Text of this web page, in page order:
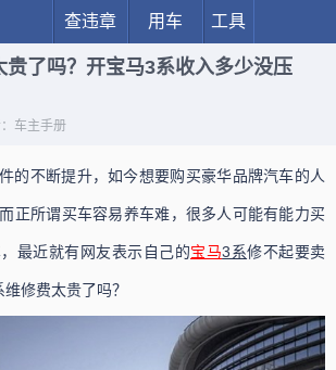
查违章 用车 工具
贵了吗？开宝马3系收入多少没压
车主手册
的不断提升，如今想要购买豪华品牌汽车的人
正所谓买车容易养车难，很多人可能有能力买
最近就有网友表示自己的宝马3系修不起要卖
修费太贵了吗？